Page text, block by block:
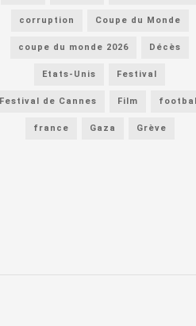
corruption Coupe du Monde
coupe du monde 2026 Décès
Etats-Unis Festival
Festival de Cannes Film football
france Gaza Grève